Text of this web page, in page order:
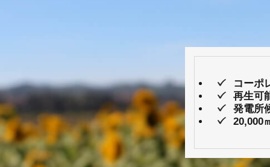
コーポ
再生可
発電所
20,000